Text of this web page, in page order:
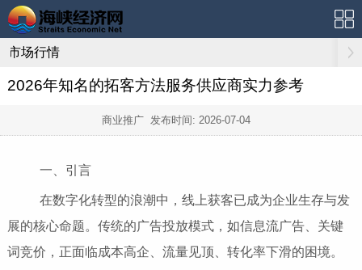
市场行情
2026年知名的拓客方法服务供应商实力参考
商业推广 发布时间: 2026-07-04
一、引言
在数字化转型的浪潮中，线上获客已成为企业生存与发
展的核心命题。传统的广告投放模式，如信息流广告、关键
词竞价，正面临成本高企、流量见顶、转化率下滑的困境。